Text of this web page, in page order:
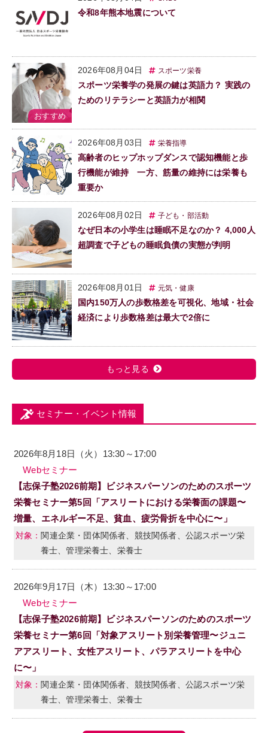
令和8年熊本地震について
2026年08月04日 スポーツ栄養
スポーツ栄養学の発展の鍵は英語力？ 実践の
ためのリテラシーと英語力が相関
2026年08月03日 栄養指導
高齢者のヒップホップダンスで認知機能と歩
行機能が維持 一方、筋量の維持には栄養も
重要か
2026年08月02日 子ども・部活動
なぜ日本の小学生は睡眠不足なのか？ 4,000人
超調査で子どもの睡眠負債の実態が判明
2026年08月01日 元気・健康
国内150万人の歩数格差を可視化、地域・社会
経済により歩数格差は最大で2倍に
もっと見る
セミナー・イベント情報
2026年8月18日（火）13:30～17:00
Webセミナー
【志保子塾2026前期】ビジネスパーソンのためのスポーツ
栄養セミナー第5回「アスリートにおける栄養面の課題〜
増量、エネルギー不足、貧血、疲労骨折を中心に〜」
関連企業・団体関係者、競技関係者、公認スポーツ栄
養士、管理栄養士、栄養士
2026年9月17日（木）13:30～17:00
Webセミナー
【志保子塾2026前期】ビジネスパーソンのためのスポーツ
栄養セミナー第6回「対象アスリート別栄養管理〜ジュニ
アアスリート、女性アスリート、パラアスリートを中心
に〜」
関連企業・団体関係者、競技関係者、公認スポーツ栄
養士、管理栄養士、栄養士